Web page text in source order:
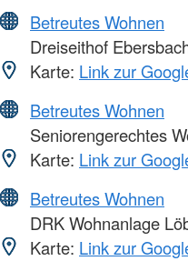
Betreutes Wohnen
Dreiseithof
Karte: Link zur
Betreutes Wohnen
Seniorengerechtes
Karte: Link zur
Betreutes Wohnen
DRK Wohnanlage
Karte: Link zur